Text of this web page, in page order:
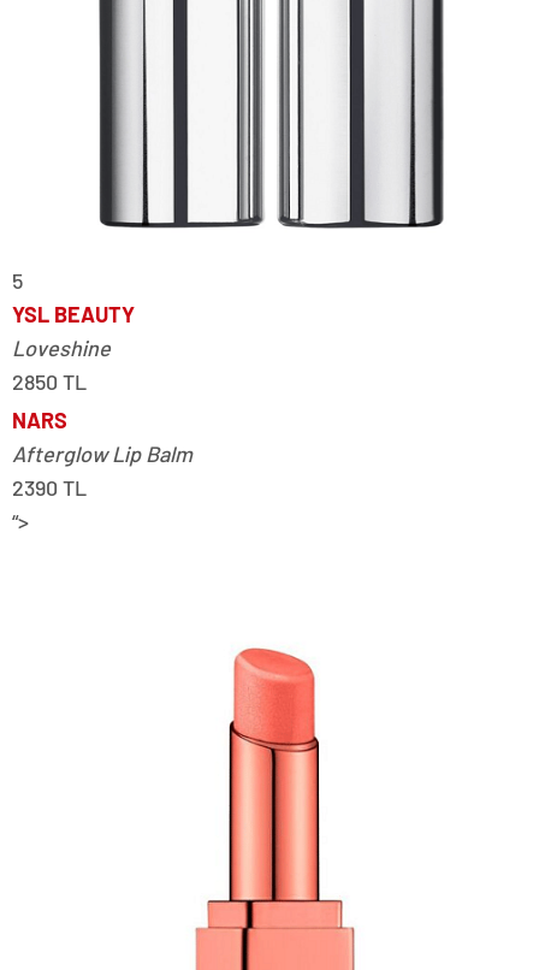
5
YSL BEAUTY
Loveshine
2850 TL
NARS
Afterglow Lip Balm
2390 TL
“>